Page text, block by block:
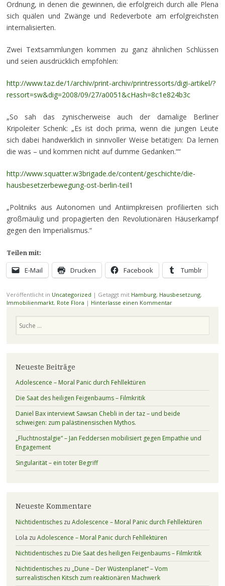
Ordnung, in denen die gewinnen, die erfolgreich durch alle Plena
sich quälen und Zwänge und Redeverbote am erfolgreichsten
internalisierten.
Zwei Textsammlungen kommen zu ganz ähnlichen Schlüssen
und seien ausdrücklich empfohlen:
http://www.taz.de/1/archiv/print-archiv/printressorts/digi-artikel/?
ressort=sw&dig=2008/09/27/a0051&cHash=8c1e824b3c
„So sah das zynischerweise auch der damalige Berliner
Kripoleiter Schenk: „Es ist doch prima, wenn die jungen Leute
sich dabei handwerklich in sinnvoller Weise betätigen: Da lernen
die was – und kommen nicht auf dumme Gedanken.““
http://www.squatter.w3brigade.de/content/geschichte/die-
hausbesetzerbewegung-ost-berlin-teil1
„Politniks aus Autono­men und Antiimpkreisen profilierten sich
großmäulig und propagierten den Revolutionä­ren Häuserkampf
gegen den Imperialismus.“
Teilen mit:
E-Mail Drucken Facebook Tumblr
Veröffentlicht in Uncategorized | Getaggt mit Hamburg, Hausbesetzung,
Immobilienmarkt, Rote Flora | Hinterlasse einen Kommentar
Neueste Beiträge
Adolescence – Moral Panic durch Fehllektüren
Die Saat des heiligen Feigenbaums – Filmkritik
Daniel Bax interviewt Sawsan Chebli in der taz – und beide
schweigen: zum palästinensischen Mythos.
„Fluchtnostalgie“ – Jan Feddersen mobilisiert gegen Empathie und
Engagement
Singularität – ein toter Begriff
Neueste Kommentare
Nichtidentischeszu Adolescence – Moral Panic durch Fehllektüren
Lola zu Adolescence – Moral Panic durch Fehllektüren
Nichtidentischeszu Die Saat des heiligen Feigenbaums – Filmkritik
Nichtidentischeszu „Dune – Der Wüstenplanet“ – Vom
surrealistischen Kitsch zum reaktionären Machwerk